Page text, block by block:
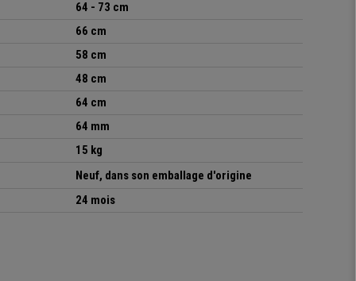
64 - 73 cm
66 cm
58 cm
48 cm
64 cm
64 mm
15 kg
Neuf, dans son emballage d'origine
24 mois